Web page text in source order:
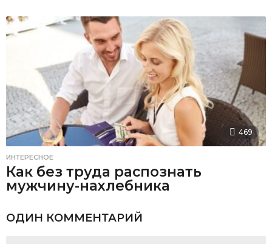
469
ИНТЕРЕСНОЕ
Как без труда распознать
мужчину-нахлебника
ОДИН КОММЕНТАРИЙ